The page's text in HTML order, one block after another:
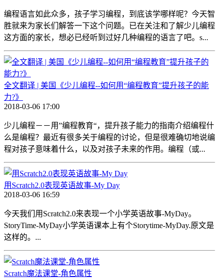
编程语言如此众多，孩子学习编程，到底该学哪样呢？今天智
胜就来为家长们解答一下这个问题。已在关注和了解少儿编程
这方面的家长，想必已经听到过好几种编程的语言了吧。s...
全文翻译 | 美国《少儿编程--如何用“编程教育”提升孩子的能
力?》
2018-03-06 17:00
少儿编程－－用”编程教育“，提升孩子能力的指南介绍编程什
么是编程？最近有很多关于编程的讨论，但是很难确切地说编
程对孩子意味着什么，以及对孩子未来的作用。编程（或...
用Scratch2.0表现英语故事-My Day
2018-03-06 16:59
今天我们用Scratch2.0来表现一个小学英语故事-MyDay。
StoryTime-MyDay小学英语课本上有个Storytime-MyDay.原文是
这样的。...
Scratch魔法课堂-角色属性